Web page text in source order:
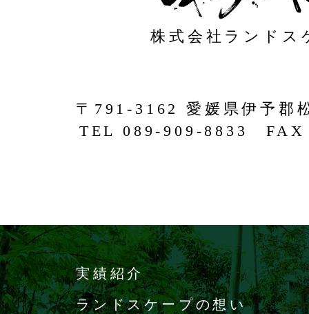
〒791-3162 愛媛県伊予郡
TEL 089-909-8833 FAX
株式会社ランドス
実績紹介
ランドスケープの想い